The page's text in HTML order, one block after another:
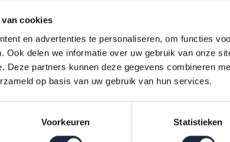
van cookies
en advertenties te personaliseren, om functies
Ook delen we informatie over uw gebruik van onze
Deze partners kunnen deze gegevens combineren
op basis van uw gebruik van hun services.
Voorkeuren Statistieken
Exclusive Dekbed?
het een uitstekende keuze maakt voor mensen met
is voor gebruik in de herfst en lente.
dekbedden synthetisch, Dekbedden